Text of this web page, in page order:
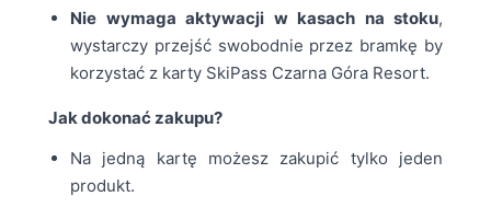
Nie wymaga aktywacji w kasach na stoku,
wystarczy przejść swobodnie przez bramkę by
korzystać z karty SkiPass Czarna Góra Resort.
Jak dokonać zakupu?
Na jedną kartę możesz zakupić tylko jeden
produkt.